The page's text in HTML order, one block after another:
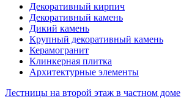
Декоративный кирпич
Декоративный камень
Дикий камень
Крупный декоративный камень
Керамогранит
Клинкерная плитка
Архитектурные элементы
Лестницы на второй этаж в частном доме